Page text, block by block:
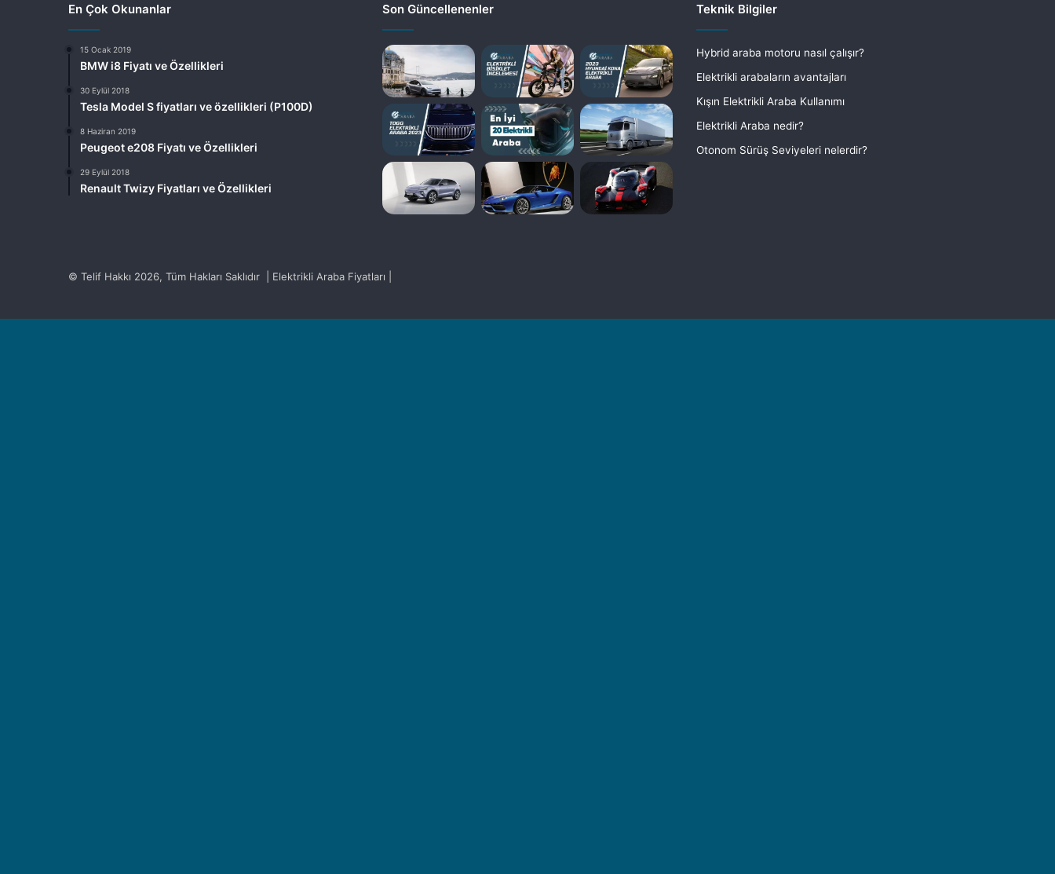
En Çok Okunanlar
15 Ocak 2019
BMW i8 Fiyatı ve Özellikleri
30 Eylül 2018
Tesla Model S fiyatları ve özellikleri (P100D)
8 Haziran 2019
Peugeot e208 Fiyatı ve Özellikleri
29 Eylül 2018
Renault Twizy Fiyatları ve Özellikleri
Son Güncellenenler Teknik Bilgiler
Hybrid araba motoru nasıl çalışır?
Elektrikli arabaların avantajları
Kışın Elektrikli Araba Kullanımı
Elektrikli Araba nedir?
Otonom Sürüş Seviyeleri nelerdir?
© Telif Hakkı 2026, Tüm Hakları Saklıdır | Elektrikli Araba Fiyatları |